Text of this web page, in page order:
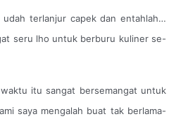
udah terlanjur capek dan entahlah…
seru lho untuk berburu kuliner se-
itu sangat bersemangat untuk
saya mengalah buat tak berlama-